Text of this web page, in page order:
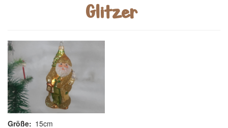
Glitzer
Größe
15cm